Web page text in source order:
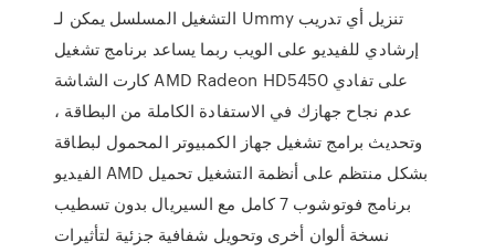
التشغيل المسلسل يمكن لـ Ummy تنزيل أي تدريب
إرشادي للفيديو على الويب ربما يساعد برنامج تشغيل
كارت الشاشة AMD Radeon HD5450 على تفادي
عدم نجاح جهازك في الاستفادة الكاملة من البطاقة ،
وتحديث برامج تشغيل جهاز الكمبيوتر المحمول لبطاقة
الفيديو AMD بشكل منتظم على أنظمة التشغيل تحميل
برنامج فوتوشوب 7 كامل مع السيريال بدون تسطيب
نسخة ألوان أخرى وتحويل شفافية جزئية لتأثيرات